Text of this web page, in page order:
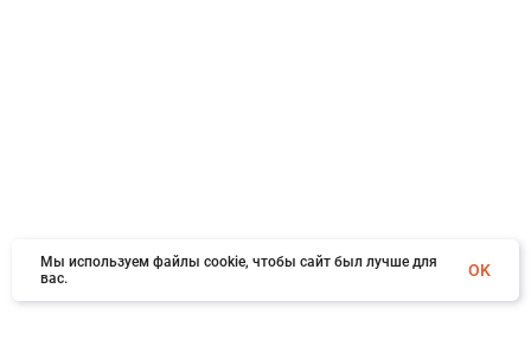
Мы используем файлы cookie, чтобы сайт был лучше для
вас.
OK